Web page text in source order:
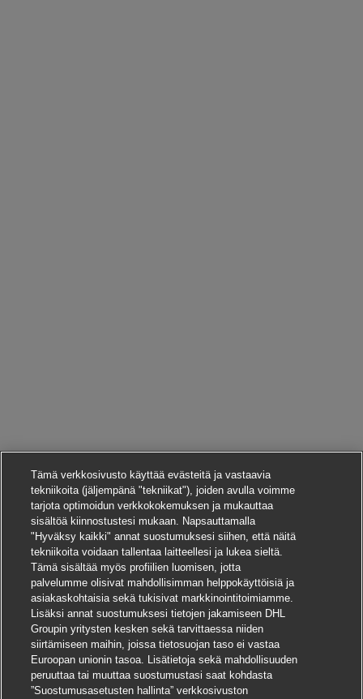
Tämä verkkosivusto käyttää evästeitä ja vastaavia
tekniikoita (jäljempänä "tekniikat"), joiden avulla voimme
tarjota optimoidun verkkokokemuksen ja mukauttaa
sisältöä kiinnostustesi mukaan. Napsauttamalla
"Hyväksy kaikki" annat suostumuksesi siihen, että näitä
tekniikoita voidaan tallentaa laitteellesi ja lukea sieltä.
Tämä sisältää myös profiilien luomisen, jotta
palvelumme olisivat mahdollisimman helppokäyttöisiä ja
asiakaskohtaisia sekä tukisivat markkinointitoimiamme.
Lisäksi annat suostumuksesi tietojen jakamiseen DHL
Groupin yritysten kesken sekä tarvittaessa niiden
siirtämiseen maihin, joissa tietosuojan taso ei vastaa
Euroopan unionin tasoa. Lisätietoja sekä mahdollisuuden
peruuttaa tai muuttaa suostumustasi saat kohdasta
”Suostumusasetusten hallinta” verkkosivuston